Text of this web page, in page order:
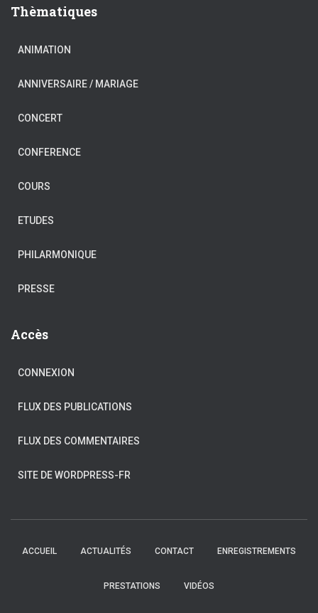
Thèmatiques
ANIMATION
ANNIVERSAIRE / MARIAGE
CONCERT
CONFERENCE
COURS
ETUDES
PHILARMONIQUE
PRESSE
Accès
CONNEXION
FLUX DES PUBLICATIONS
FLUX DES COMMENTAIRES
SITE DE WORDPRESS-FR
ACCUEIL ACTUALITÉS CONTACT ENREGISTREMENTS
PRESTATIONS VIDÉOS